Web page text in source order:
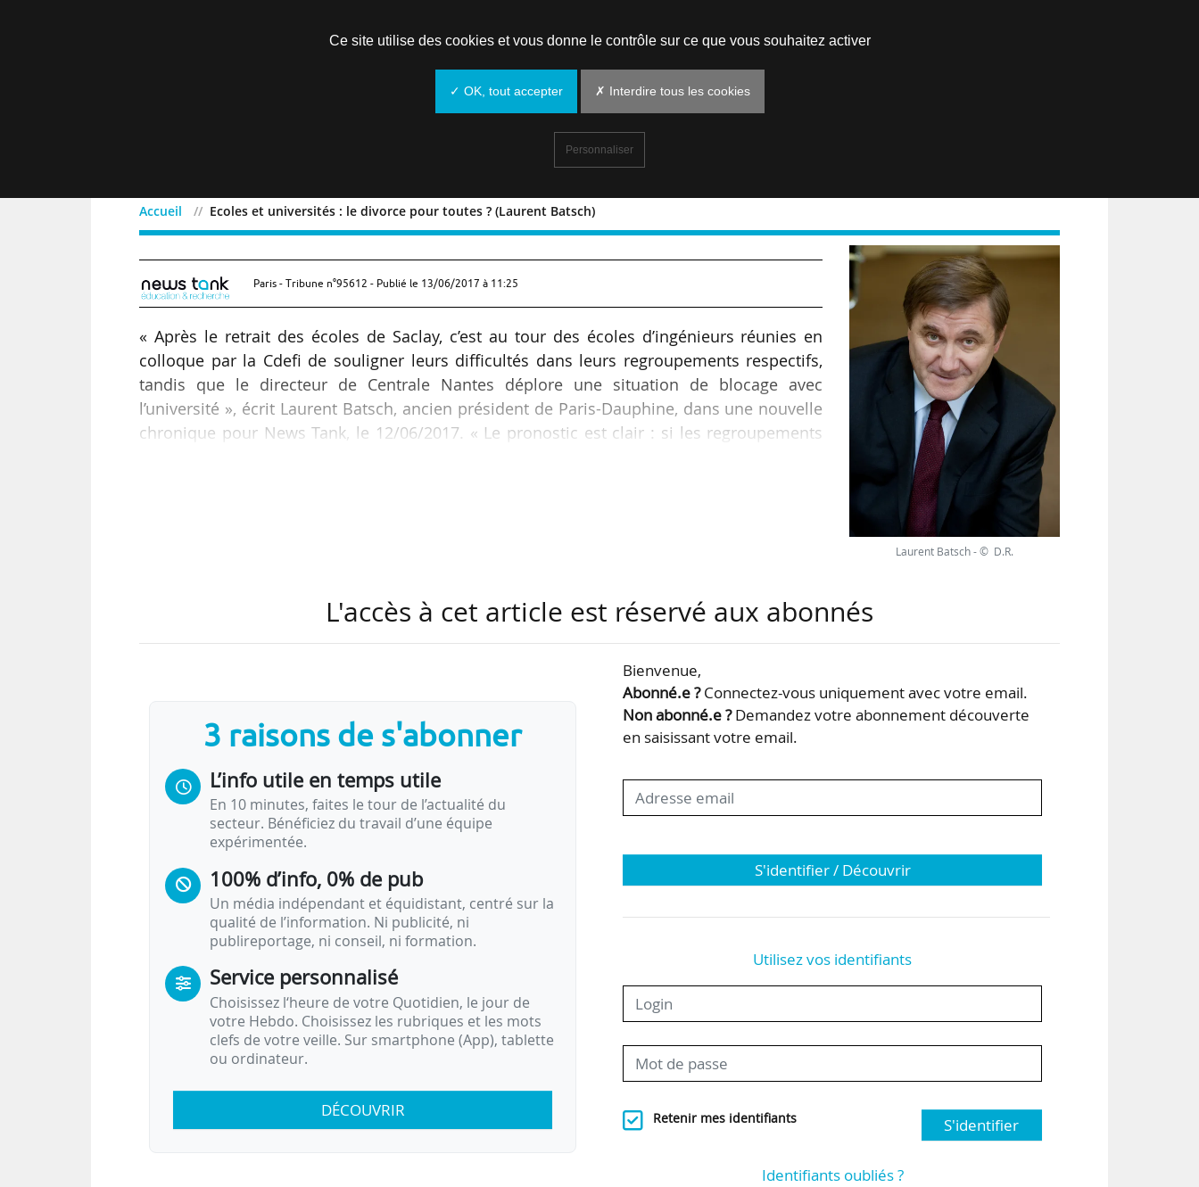
Accueil Ecoles et universités : le divorce pour toutes ? (Laurent Batsch)
Ecoles et universités : le divorce pour toutes ? (Laurent Batsch)
Paris - Tribune n°95612 - Publié le 13/06/2017 à 11:25
« Après le retrait des écoles de Saclay, c’est au tour des écoles d’ingénieurs réunies en
colloque par la Cdefi de souligner leurs difficultés dans leurs regroupements respectifs,
tandis que le directeur de Centrale Nantes déplore une situation de blocage avec
l’université », écrit Laurent Batsch, ancien président de Paris-Dauphine, dans une nouvelle
chronique pour News Tank, le 12/06/2017. « Le pronostic est clair : si les regroupements
Laurent Batsch - © D.R.
L'accès à cet article est réservé aux abonnés
3 raisons de s'abonner
L’info utile en temps utile
En 10 minutes, faites le tour de l’actualité du
secteur. Bénéficiez du travail d’une équipe
expérimentée.
100% d’info, 0% de pub
Un média indépendant et équidistant, centré sur la
qualité de l’information. Ni publicité, ni
publireportage, ni conseil, ni formation.
Service personnalisé
Choisissez l‘heure de votre Quotidien, le jour de
votre Hebdo. Choisissez les rubriques et les mots
clefs de votre veille. Sur smartphone (App), tablette
ou ordinateur.
DÉCOUVRIR
Bienvenue,
Abonné.e ?Connectez-vous uniquement avec votre email.
Non abonné.e ?Demandez votre abonnement découverte
en saisissant votre email.
S'identifier / Découvrir
Utilisez vos identifiants
Retenir mes identifiants S'identifier
Identifiants oubliés ?
Ce site utilise des cookies et vous donne le contrôle sur ce que vous souhaitez activer
✓ OK, tout accepter ✗ Interdire tous les cookies
Personnaliser